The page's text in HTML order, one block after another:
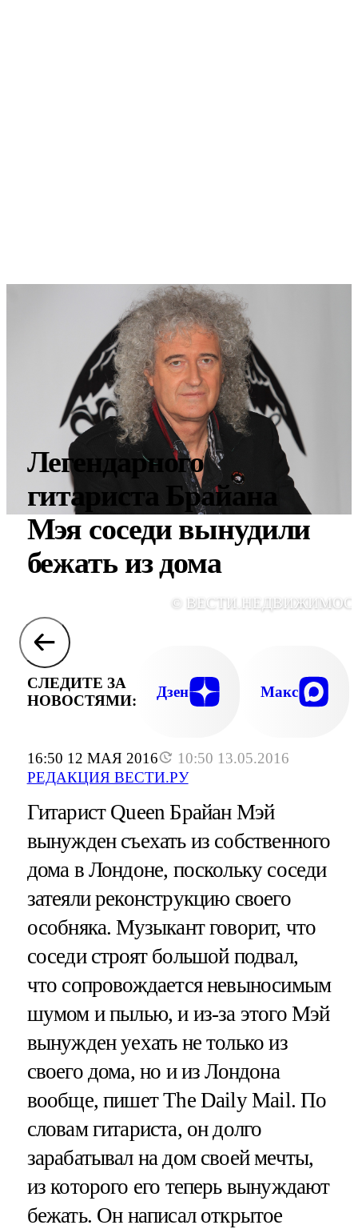
16:50 12 МАЯ 2016
10:50 13.05.2016
РЕДАКЦИЯ ВЕСТИ.РУ
Легендарного
гитариста Брайана
Мэя соседи вынудили
бежать из дома
©
СЛЕДИТЕ ЗА
НОВОСТЯМИ:
Дзен Макс
Гитарист Queen Брайан Мэй
вынужден съехать из собственного
дома в Лондоне, поскольку соседи
затеяли реконструкцию своего
особняка. Музыкант говорит, что
соседи строят большой подвал,
что сопровождается невыносимым
шумом и пылью, и из-за этого Мэй
вынужден уехать не только из
своего дома, но и из Лондона
вообще, пишет The Daily Mail. По
словам гитариста, он долго
зарабатывал на дом своей мечты,
из которого его теперь вынуждают
бежать. Он написал открытое